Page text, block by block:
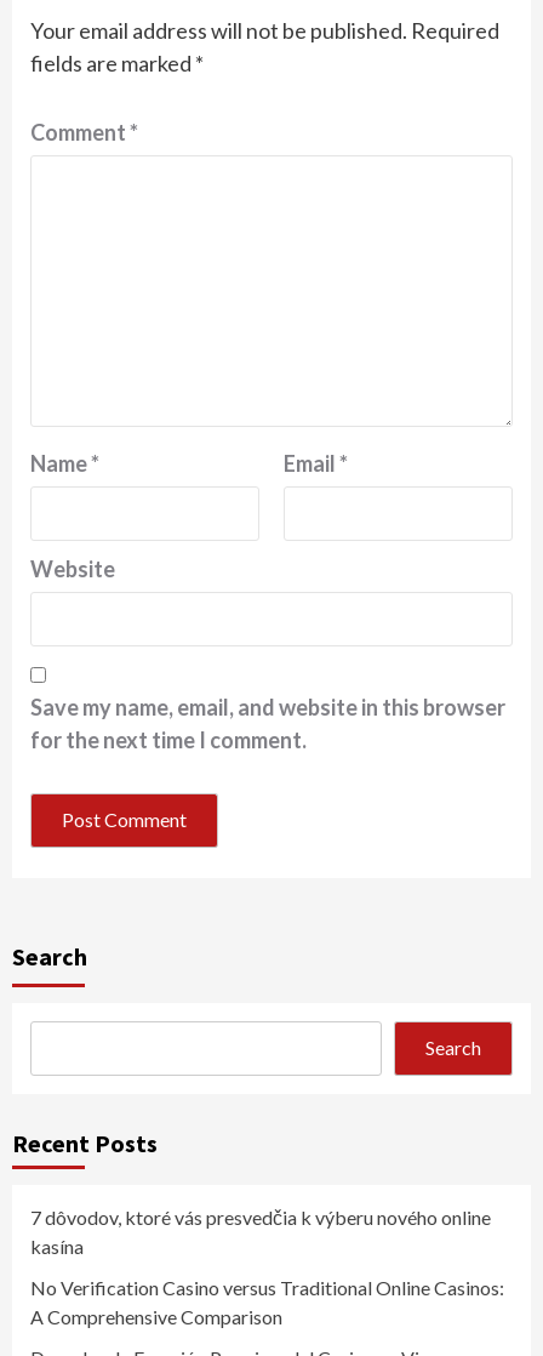
Your email address will not be published. Required
fields are marked *
Comment*
Name* Email*
Website
Save my name, email, and website in this browser
for the next time I comment.
Search
Search
Recent Posts
7 dôvodov, ktoré vás presvedčia k výberu nového online
kasína
No Verification Casino versus Traditional Online Casinos:
A Comprehensive Comparison